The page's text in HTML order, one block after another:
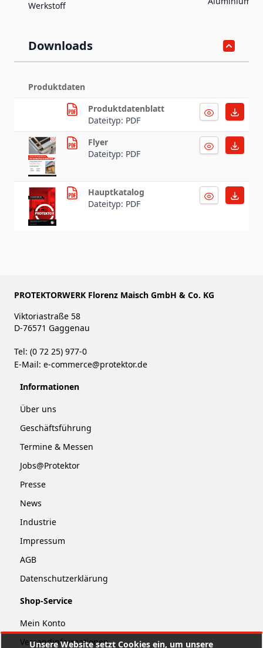
Unsere Website setzt Cookies ein, um unsere
Werkstoff
Downloads
Produktdaten
Produktdatenblatt
Dateityp: PDF
Flyer
Dateityp: PDF
Hauptkatalog
Dateityp: PDF
PROTEKTORWERK Florenz Maisch GmbH & Co. KG
Viktoriastraße 58
D-76571 Gaggenau
Tel: (0 72 25) 977-0
E-Mail: e-commerce@protektor.de
Informationen
Über uns
Geschäftsführung
Termine & Messen
Jobs@Protektor
Presse
News
Industrie
Impressum
AGB
Datenschutzerklärung
Shop-Service
Mein Konto
Versandinformationen